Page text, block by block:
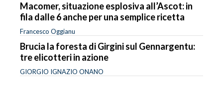
Macomer, situazione esplosiva all’Ascot: in
fila dalle 6 anche per una semplice ricetta
Francesco Oggianu
Brucia la foresta di Girgini sul Gennargentu:
tre elicotteri in azione
GIORGIO IGNAZIO ONANO